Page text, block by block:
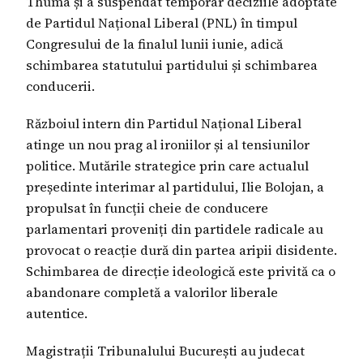
Gândul, Stiripesurse Ext și Cotidianul.
de Partidul Național Liberal (PNL) în timpul
Congresului de la finalul lunii iunie, adică
schimbarea statutului partidului și schimbarea
conducerii.
Războiul intern din Partidul Național Liberal
atinge un nou prag al ironiilor și al tensiunilor
politice. Mutările strategice prin care actualul
președinte interimar al partidului, Ilie Bolojan, a
propulsat în funcții cheie de conducere
parlamentari proveniți din partidele radicale au
provocat o reacție dură din partea aripii disidente.
Schimbarea de direcție ideologică este privită ca o
abandonare completă a valorilor liberale
autentice.
Magistrații Tribunalului București au judecat